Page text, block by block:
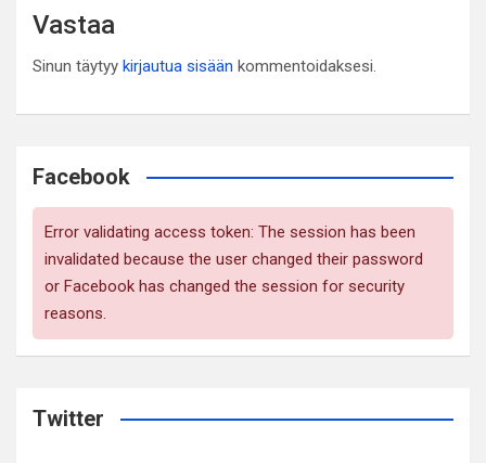
Vastaa
Sinun täytyy kirjautua sisään kommentoidaksesi.
Facebook
Error validating access token: The session has been
invalidated because the user changed their password
or Facebook has changed the session for security
reasons.
Twitter